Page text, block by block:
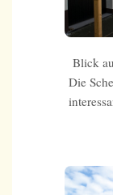
Blick
Die